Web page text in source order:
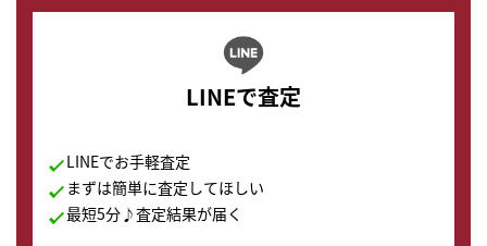
LINEで査定
LINEでお手軽査定
まずは簡単に査定してほしい
最短5分♪査定結果が届く